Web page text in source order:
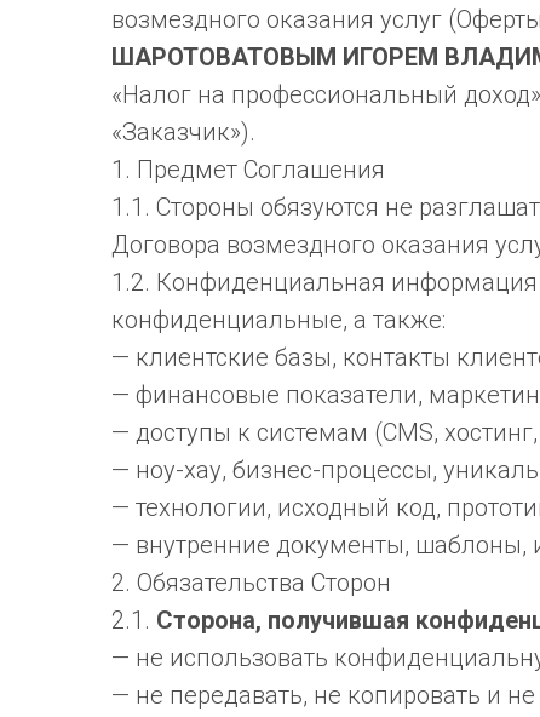
возмездного оказания услуг
ШАРОТОВАТОВЫМ ИГОРЕМ
«Налог на профессиональный
«Заказчик»).
1. Предмет Соглашения
1.1. Стороны обязуются не
Договора возмездного оказания
1.2. Конфиденциальная
конфиденциальные, а также:
— клиентские базы, контакты
— финансовые показатели,
— доступы к системам (CMS,
— ноу-хау, бизнес-процессы,
— технологии, исходный код,
— внутренние документы, шаблоны,
2. Обязательства Сторон
2.1. Сторона, получившая
— не использовать
— не передавать, не копировать и